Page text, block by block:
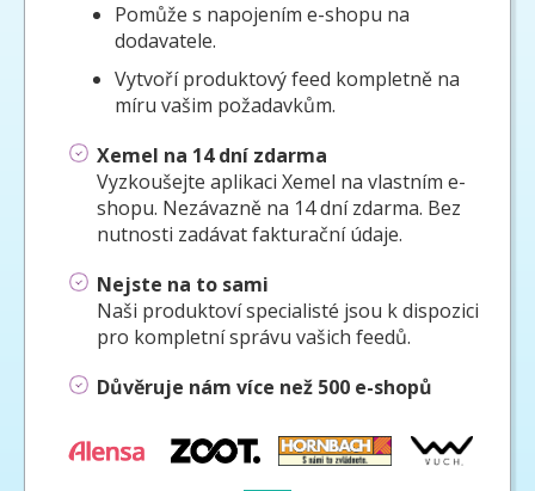
Pomůže s napojením e-shopu na
dodavatele.
Vytvoří produktový feed kompletně na
míru vašim požadavkům.
Xemel na 14 dní zdarma
Vyzkoušejte aplikaci Xemel na vlastním e-
shopu. Nezávazně na 14 dní zdarma. Bez
nutnosti zadávat fakturační údaje.
Nejste na to sami
Naši produktoví specialisté jsou k dispozici
pro kompletní správu vašich feedů.
Důvěruje nám více než 500 e-shopů